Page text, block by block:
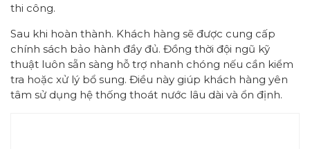
thi công.
Sau khi hoàn thành. Khách hàng sẽ được cung cấp
chính sách bảo hành đầy đủ. Đồng thời đội ngũ kỹ
thuật luôn sẵn sàng hỗ trợ nhanh chóng nếu cần kiểm
tra hoặc xử lý bổ sung. Điều này giúp khách hàng yên
tâm sử dụng hệ thống thoát nước lâu dài và ổn định.